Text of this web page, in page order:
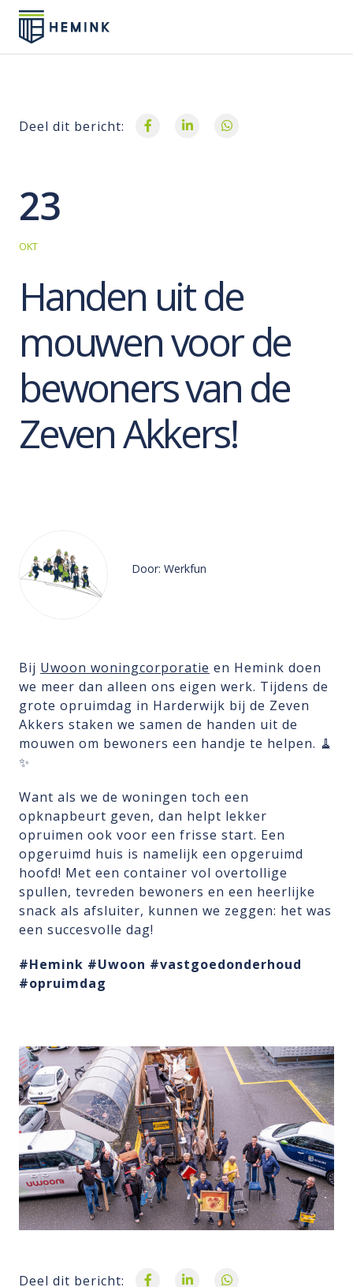
Deel dit bericht:
23
OKT
Handen uit de
mouwen voor de
bewoners van de
Zeven Akkers!
Door: Werkfun
Bij Uwoon woningcorporatie en Hemink doen
we meer dan alleen ons eigen werk. Tijdens de
grote opruimdag in Harderwijk bij de Zeven
Akkers staken we samen de handen uit de
mouwen om bewoners een handje te helpen. 🧹
✨
Want als we de woningen toch een
opknapbeurt geven, dan helpt lekker
opruimen ook voor een frisse start. Een
opgeruimd huis is namelijk een opgeruimd
hoofd! Met een container vol overtollige
spullen, tevreden bewoners en een heerlijke
snack als afsluiter, kunnen we zeggen: het was
een succesvolle dag!
#Hemink #Uwoon #vastgoedonderhoud
#opruimdag
Deel dit bericht: